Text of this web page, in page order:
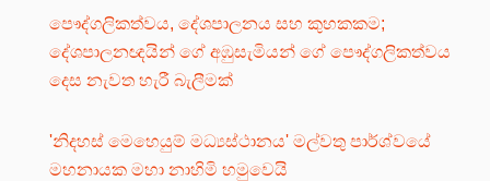
පෞද්ගලිකත්වය, දේශපාලනය සහ කුහකකම;
දේශපාලනඥයින් ගේ අඹුසැමියන් ගේ පෞද්ගලිකත්වය
දෙස නැවත හැරී බැලීමක්
'නිදහස් මෙහෙයුම් මධ්‍යස්ථානය' මල්වතු පාර්ශ්වයේ
මහනායක මහා නාහිමි හමුවෙයි